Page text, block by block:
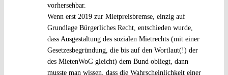
vorhersehbar.
Wenn erst 2019 zur Mietpreisbremse, einzig auf
Grundlage Bürgerliches Recht, entschieden wurde,
dass Ausgestaltung des sozialen Mietrechts (mit einer
Gesetzesbegründung, die bis auf den Wortlaut(!) der
des MietenWoG gleicht) dem Bund obliegt, dann
musste man wissen, dass die Wahrscheinlichkeit einer